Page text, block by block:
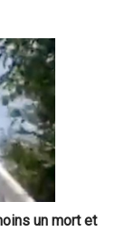
un mort et